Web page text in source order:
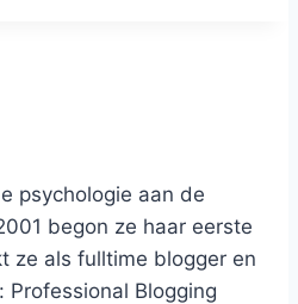
psychologie aan de
begon ze haar eerste
ze als fulltime blogger en
Blogging